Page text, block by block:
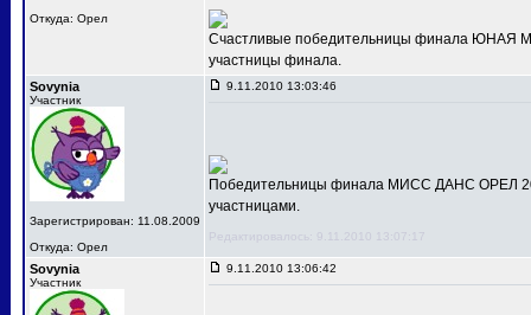
Откуда: Орел
Счастливые победительницы финала ЮНАЯ
участницы финала.
Sovynia
Участник
Зарегистрирован: 11.08.2009
Откуда: Орел
9.11.2010 13:03:46
Победительницы финала МИСС ДАНС ОРЕЛ
участницами.
Редактировалось: 9.11.2010 13:07:17
Sovynia
Участник
9.11.2010 13:06:42